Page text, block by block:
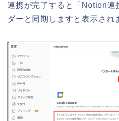
連携が完了すると「Notion連
ダーと同期しますと表示され